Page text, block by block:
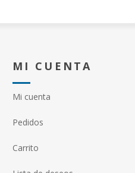
MI CUENTA
Mi cuenta
Pedidos
Carrito